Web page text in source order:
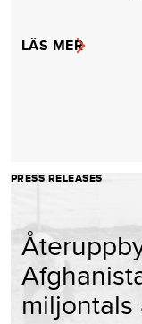
LÄS MER
PRESS RELEASES